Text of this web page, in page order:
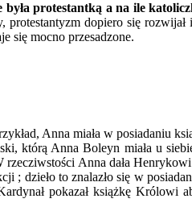
była protestantką a na ile
dopiero się
się mocno przesadzone.
Anna miała w posiadaniu
którą Anna Boleyn miała u
Anna dała
; dzieło to znalazło się w
pokazał książkę